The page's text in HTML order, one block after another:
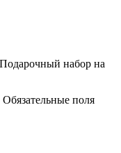
набор на
Обязательные поля